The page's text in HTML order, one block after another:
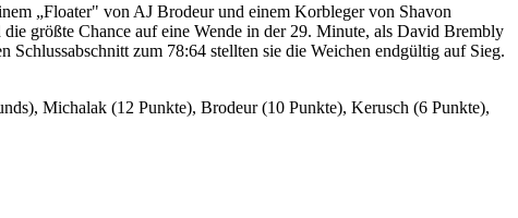
„Floater" von AJ Brodeur und einem Korbleger von Shavon
größte Chance auf eine Wende in der 29. Minute, als David Brembly
zum 78:64 stellten sie die Weichen endgültig auf Sieg.
Michalak (12 Punkte), Brodeur (10 Punkte), Kerusch (6 Punkte),